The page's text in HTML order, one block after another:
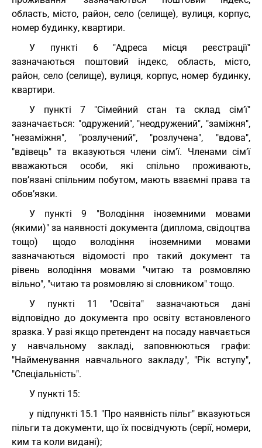
область, місто, район, село (селище), вулиця, корпус,
номер будинку, квартири.
У пункті 6 "Адреса місця реєстрації"
зазначаються поштовий індекс, область, місто,
район, село (селище), вулиця, корпус, номер будинку,
квартири.
У пункті 7 "Сімейний стан та склад сім’ї"
зазначається: "одружений", "неодружений", "заміжня",
"незаміжня", "розлучений", "розлучена", "вдова",
"вдівець" та вказуються члени сім’ї. Членами сім’ї
вважаються особи, які спільно проживають,
пов’язані спільним побутом, мають взаємні права та
обов’язки.
У пункті 9 "Володіння іноземними мовами
(якими)" за наявності документа (диплома, свідоцтва
тощо) щодо володіння іноземними мовами
зазначаються відомості про такий документ та
рівень володіння мовами "читаю та розмовляю
вільно", "читаю та розмовляю зі словником" тощо.
У пункті 11 "Освіта" зазначаються дані
відповідно до документа про освіту встановленого
зразка. У разі якщо претендент на посаду навчається
у навчальному закладі, заповнюються графи:
"Найменування навчального закладу", "Рік вступу",
"Спеціальність".
У пункті 15:
у підпункті 15.1 "Про наявність пільг" вказуються
пільги та документи, що їх посвідчують (серії, номери,
ким та коли видані);